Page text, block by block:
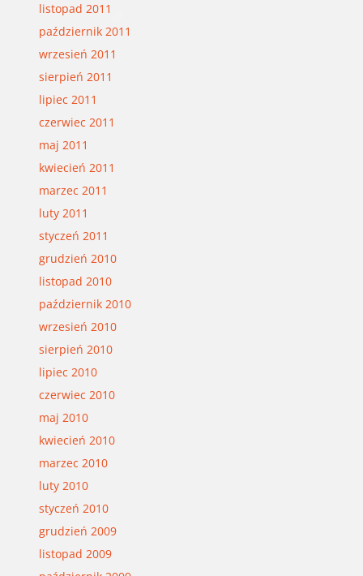
listopad 2011
październik 2011
wrzesień 2011
sierpień 2011
lipiec 2011
czerwiec 2011
maj 2011
kwiecień 2011
marzec 2011
luty 2011
styczeń 2011
grudzień 2010
listopad 2010
październik 2010
wrzesień 2010
sierpień 2010
lipiec 2010
czerwiec 2010
maj 2010
kwiecień 2010
marzec 2010
luty 2010
styczeń 2010
grudzień 2009
listopad 2009